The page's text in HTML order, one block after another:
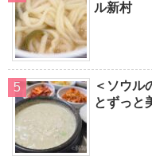
ル新村
＜ソウル
とずっと